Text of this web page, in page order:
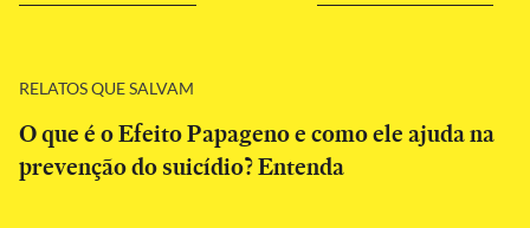
RELATOS QUE SALVAM
O que é o Efeito Papageno e como ele ajuda na
prevenção do suicídio? Entenda